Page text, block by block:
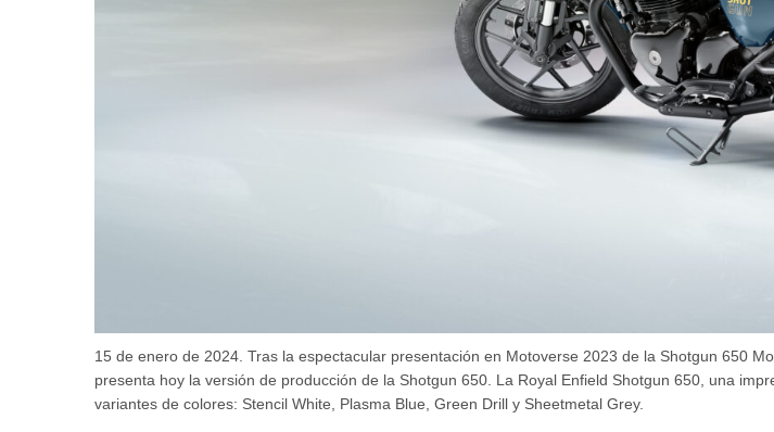
15 de enero de 2024. Tras la espectacular presentación en Motoverse 2023 de la Shotgun 650
presenta hoy la versión de producción de la Shotgun 650. La Royal Enfield Shotgun 650, una
variantes de colores: Stencil White, Plasma Blue, Green Drill y Sheetmetal Grey.